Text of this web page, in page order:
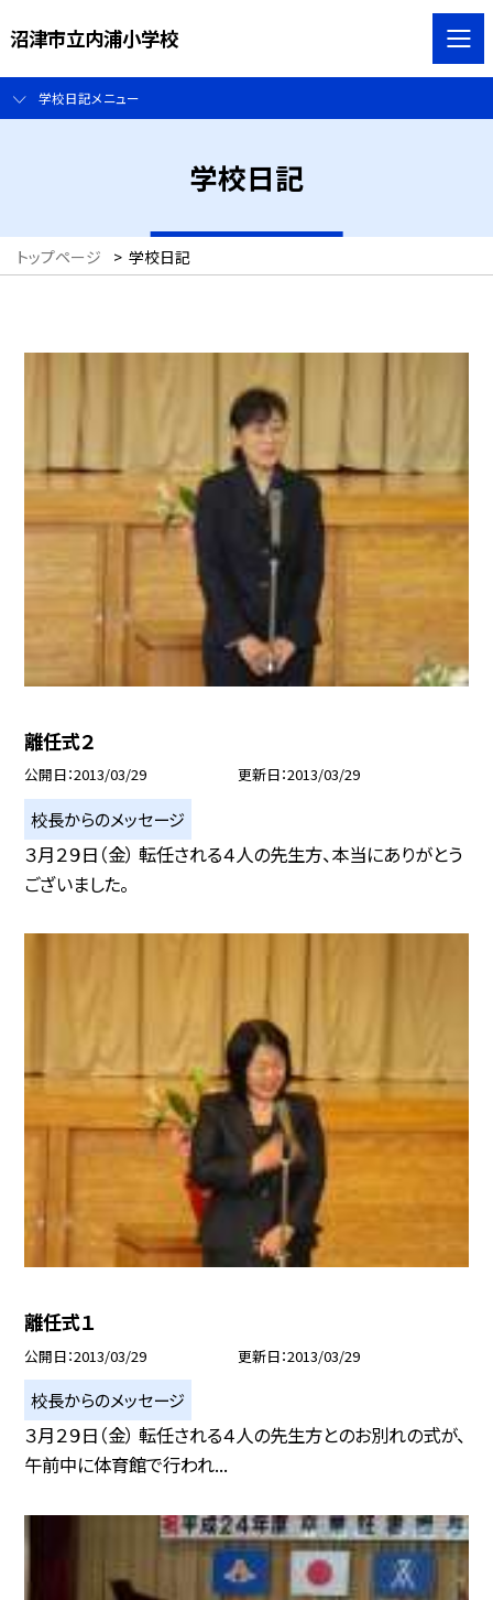
沼津市立内浦小学校
学校日記メニュー
学校日記
トップページ > 学校日記
離任式２
公開日 2013/03/29 更新日 2013/03/29
校長からのメッセージ
３月２９日（金） 転任される４人の先生方、本当にありがとう
ございました。
離任式１
公開日 2013/03/29 更新日 2013/03/29
校長からのメッセージ
３月２９日（金） 転任される４人の先生方とのお別れの式が、
午前中に体育館で行われ...